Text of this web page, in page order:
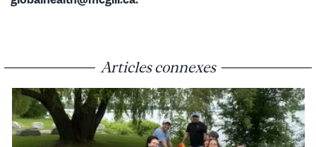
Articles connexes